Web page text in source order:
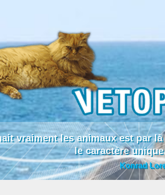
vraiment les animaux est par
le caractère
Konrad